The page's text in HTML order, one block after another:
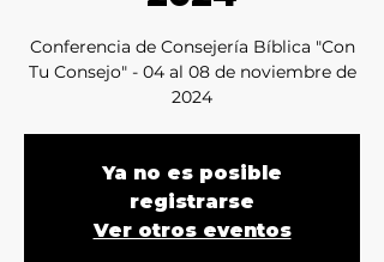
Conferencia de Consejería Bíblica "Con
Tu Consejo" - 04 al 08 de noviembre de
2024
Ya no es posible
registrarse
Ver otros eventos